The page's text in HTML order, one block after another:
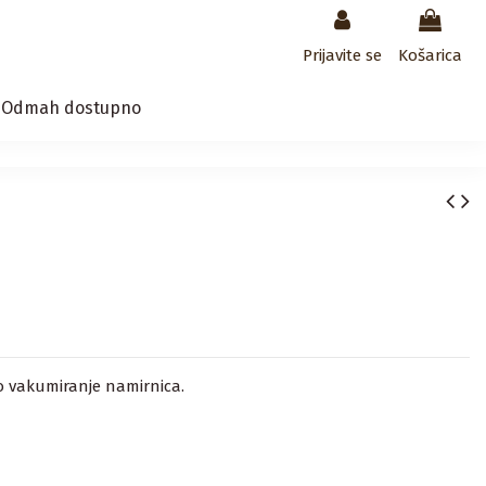
Prijavite se Košarica
dostupno
vakumiranje namirnica.